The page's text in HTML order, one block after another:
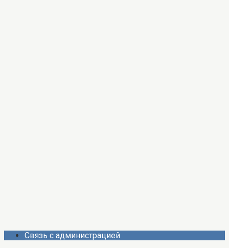
Связь с администрацией